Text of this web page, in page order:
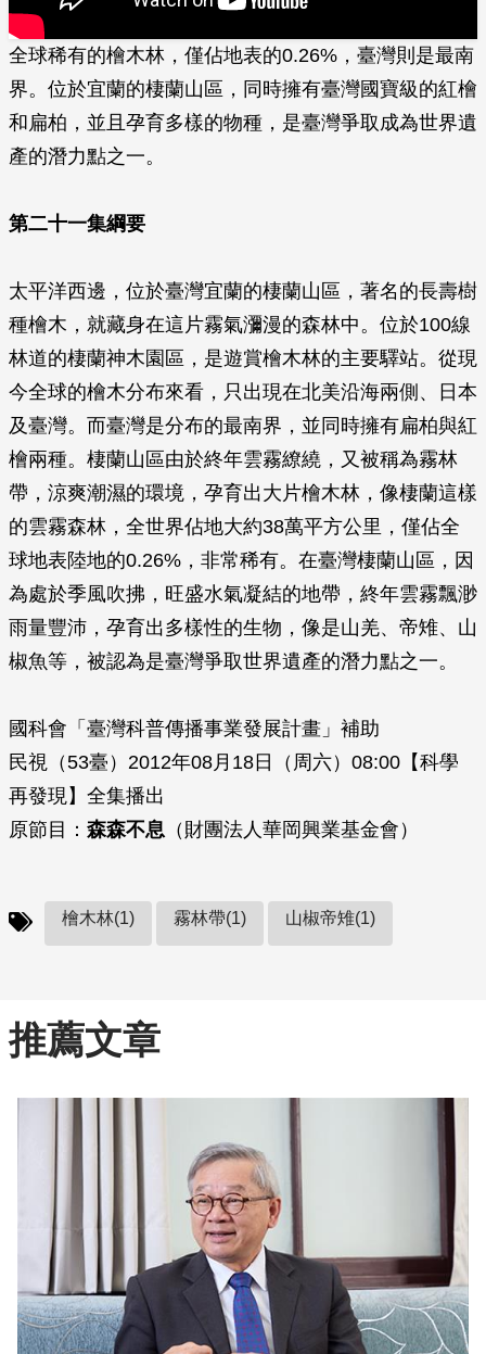
全球稀有的檜木林，僅佔地表的0.26%，臺灣則是最南
界。位於宜蘭的棲蘭山區，同時­擁有臺灣國寶級的紅檜
和扁柏，並且孕育多樣的物種，是臺灣爭取成為世界遺
產的潛力點之­一。
第二十一集綱要
太平洋西邊，位於臺灣宜蘭的棲蘭山區，著名的長壽樹
種檜木，就藏身在這片霧氣瀰漫的森林中。位於100線
林道的棲蘭神木園區，是遊賞檜木林的主要驛站。從現
今全球的檜木分布來看，只出現在北美沿海兩側、日本
及臺灣。而臺灣是分布的最南界，並同時擁有扁柏與紅
檜兩種。棲蘭山區由於終年雲霧繚繞，又被稱為霧林
帶，涼爽潮濕的環境，孕育出大片檜木林，像棲蘭這樣
的雲霧森林，全世界佔地大約38萬平方公里，僅佔全
球地表陸地的0.26%，非常稀有。在臺灣棲蘭山區，因
為處於季風吹拂，旺盛水氣凝結的地帶，終年雲霧飄渺
雨量豐沛，孕育出多樣性的生物，像是山羌、帝雉、山
椒魚等，被認為是臺灣爭取世界遺產的潛力點之一。
國科會「臺灣科普傳播事業發展計畫」補助
民視（53臺）2012年08月18日（周六）08:00【科學
再發現】全集播出
原節目： 森森不息 （財團法人華岡興業基金會）
檜木林(1) 霧林帶(1) 山椒帝雉(1)
推薦文章